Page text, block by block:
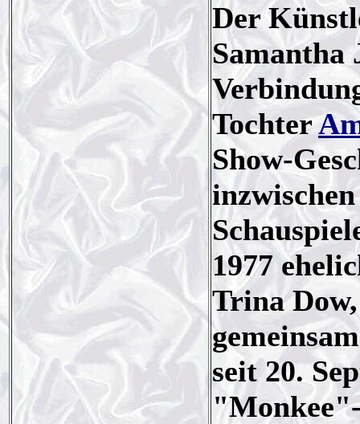
Der
Samantha
Tochter
Show-
1977
Trina
seit 20.